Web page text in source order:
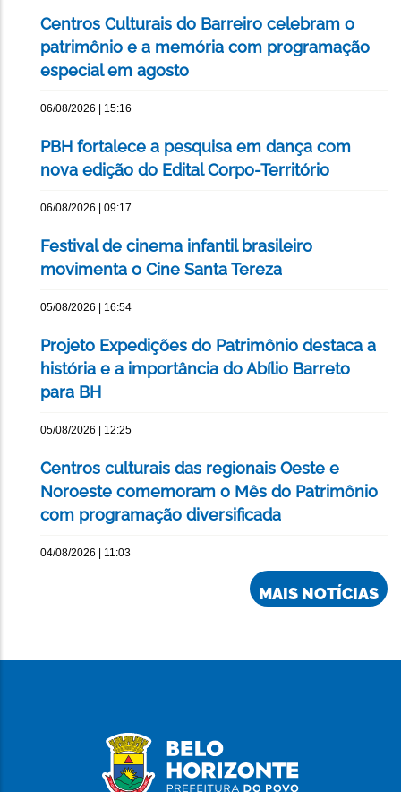
Centros Culturais do Barreiro celebram o
patrimônio e a memória com programação
especial em agosto
06/08/2026 | 15:16
PBH fortalece a pesquisa em dança com
nova edição do Edital Corpo-Território
06/08/2026 | 09:17
Festival de cinema infantil brasileiro
movimenta o Cine Santa Tereza
05/08/2026 | 16:54
Projeto Expedições do Patrimônio destaca a
história e a importância do Abílio Barreto
para BH
05/08/2026 | 12:25
Centros culturais das regionais Oeste e
Noroeste comemoram o Mês do Patrimônio
com programação diversificada
04/08/2026 | 11:03
MAIS NOTÍCIAS